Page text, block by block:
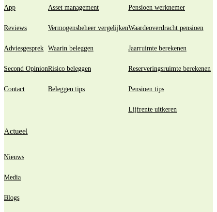
App
Reviews
Adviesgesprek
Second Opinion
Contact
Asset management
Vermogensbeheer vergelijken
Waarin beleggen
Risico beleggen
Beleggen tips
Pensioen werknemer
Waardeoverdracht pensioen
Jaarruimte berekenen
Reserveringsruimte berekenen
Pensioen tips
Lijfrente uitkeren
Actueel
Nieuws
Media
Blogs